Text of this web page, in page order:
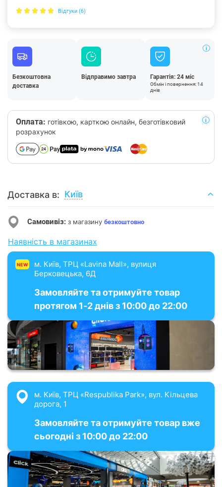
Відгуки (6)
Безкоштовна
доставка
Відправимо завтра Гарантія: 24 міс
Обмін і повернення: 14
днів
Оплата: готівкою, карткою онлайн, безготівковий
розрахунок
Доставка в: Київ
Самовивіз: з магазину безкоштовно
Наявність в магазинах
NEW
м. Київ, ТРЦ «Lavina Mall», вулиця
Берковецька, 6Д
Замовляйте та отримуйте товар
протягом 1-2 днів з 10:00 до 22:00
м. Київ, ТРЦ «Respublika Park», вул. Кільцева
дорога, 1
Замовляйте та отримуйте товар вже
сьогодні з 10:00 до 22:00